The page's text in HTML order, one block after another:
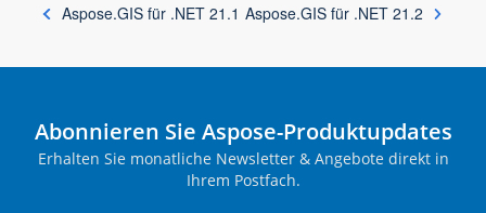
Aspose.GIS für .NET 21.1 Aspose.GIS für .NET 21.2
Abonnieren Sie Aspose-Produktupdates
Erhalten Sie monatliche Newsletter & Angebote direkt in
Ihrem Postfach.